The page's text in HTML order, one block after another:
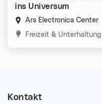
ins Universum
Ars Electronica Center
Kategorien:
Freizeit & Unterhaltung
Kontakt